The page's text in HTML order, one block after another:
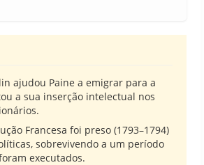
ajudou Paine a emigrar para a
a sua inserção intelectual nos
Francesa foi preso (1793–1794)
sobrevivendo a um período
executados.